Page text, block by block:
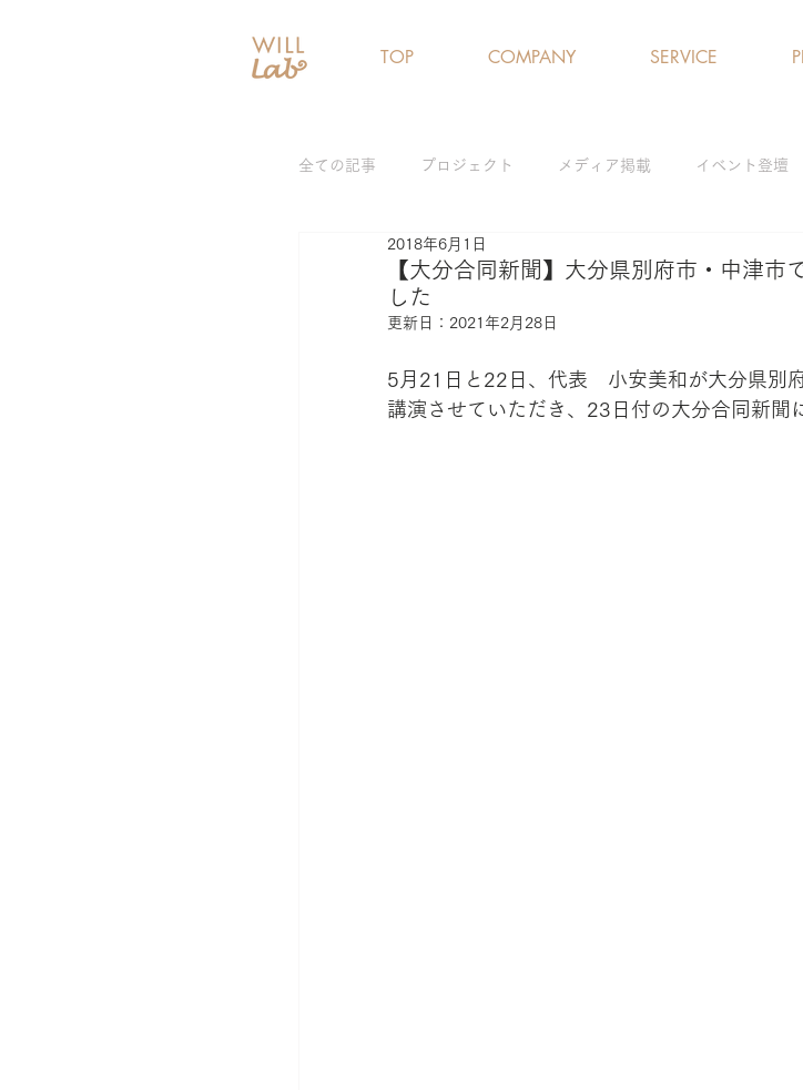
全ての記事 プロジェクト メディア掲載 イベント登壇
女性リーダー育成プログラム
【大分合同新聞】大分県別府市・中津市
した
2018年6月1日
更新日： 2021年2月28日
5月21日と22日、代表　小安美和が大分県別
講演させていただき、23日付の大分合同新聞
TOP COMPANY SERVICE